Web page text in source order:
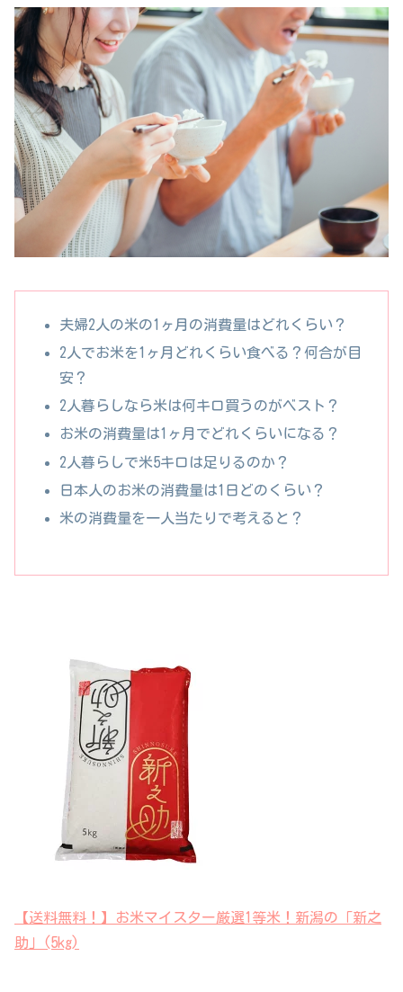
夫婦2人の米の1ヶ月の消費量はどれくらい？
2人でお米を1ヶ月どれくらい食べる？何合が目
安？
2人暮らしなら米は何キロ買うのがベスト？
お米の消費量は1ヶ月でどれくらいになる？
2人暮らしで米5キロは足りるのか？
日本人のお米の消費量は1日どのくらい？
米の消費量を一人当たりで考えると？
【送料無料！】お米マイスター厳選1等米！新潟の「新之
助」(5kg)